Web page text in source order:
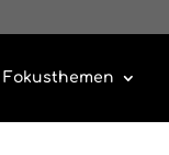
Fokusthemen